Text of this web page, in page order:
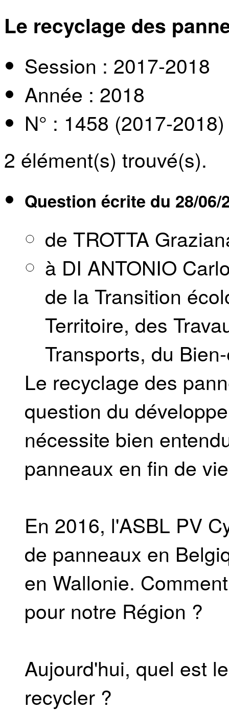
Le recyclage des
Session : 2017-2018
Année : 2018
N° : 1458 (2017-
2 élément(s) trouvé(s).
Question écrite du 28/06/
de TROTTA
à DI ANTONIO
de la Transition
Territoire, des
Transports, du
Le recyclage des
question du
nécessite bien
panneaux en fin de
En 2016, l'ASBL PV
de panneaux en
en Wallonie.
pour notre Région ?
Aujourd'hui, quel est
recycler ?